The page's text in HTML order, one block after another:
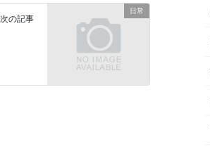
日常
次の記事